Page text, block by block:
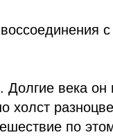
века он
холст
по